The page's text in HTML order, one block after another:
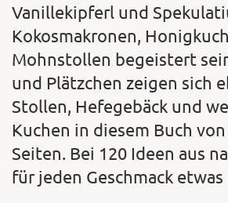
Vanillekipferl und
Kokosmakronen,
Mohnstollen begeistert
und Plätzchen zeigen sich
Stollen, Hefegebäck und
Kuchen in diesem Buch
Seiten. Bei 120 Ideen aus
für jeden Geschmack etwas